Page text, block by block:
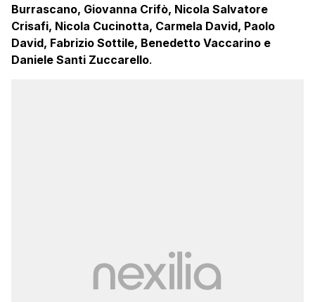
Burrascano, Giovanna Crifò, Nicola Salvatore
Crisafi, Nicola Cucinotta, Carmela David, Paolo
David, Fabrizio Sottile, Benedetto Vaccarino e
Daniele Santi Zuccarello.